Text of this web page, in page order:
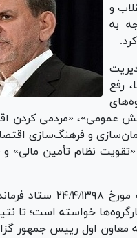
و
به
رفع
عمومی»، «مردمی کردن
و فرهنگ‌سازی
نظام تأمین مالی»
جهانگیری در این ابلاغیه‌ها با
خواسته است؛ تا
معاون اول رییس جمهور